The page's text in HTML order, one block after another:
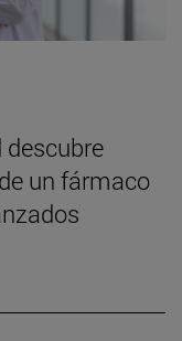
descubre
un fármaco